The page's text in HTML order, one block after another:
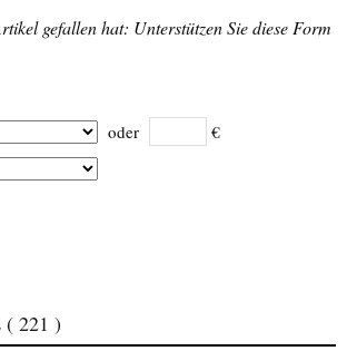
gefallen hat: Unterstützen Sie diese Form
oder €
( 221 )